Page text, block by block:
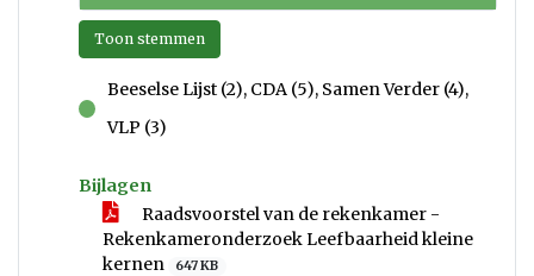
Toon stemmen
voor
Beeselse Lijst (2), CDA (5), Samen Verder (4),
VLP (3)
Bijlagen
Raadsvoorstel van de rekenkamer -
Rekenkameronderzoek Leefbaarheid kleine
kernen
647 KB